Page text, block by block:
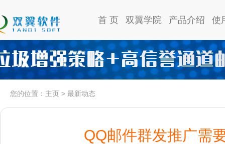
首 页 双翼学院 产品介绍 使
您的位置： 主页 > 最新动态
QQ邮件群发推广需